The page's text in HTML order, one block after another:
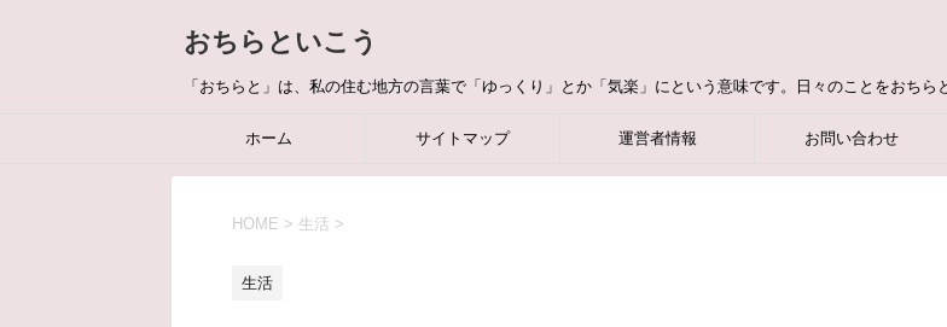
おちらといこう
「おちらと」は、私の住む地方の言葉で「ゆっくり」とか「気楽」にという意味です。日々のことをおちら
ホーム サイトマップ 運営者情報 お問い合わせ
HOME > 生活 >
生活